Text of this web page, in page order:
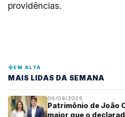
providências.
EM ALTA
MAIS LIDAS DA SEMANA
06/08/2026
Patrimônio de João
maior que o